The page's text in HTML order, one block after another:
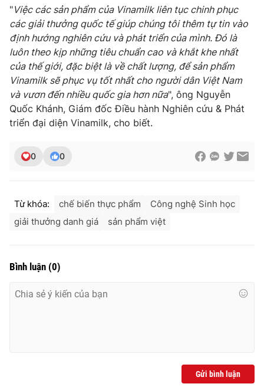
"Việc các sản phẩm của Vinamilk liên tục chinh phục
các giải thưởng quốc tế giúp chúng tôi thêm tự tin vào
định hướng nghiên cứu và phát triển của mình. Đó là
luôn theo kịp những tiêu chuẩn cao và khắt khe nhất
của thế giới, đặc biệt là về chất lượng, để sản phẩm
Vinamilk sẽ phục vụ tốt nhất cho người dân Việt Nam
và vươn đến nhiều quốc gia hơn nữa", ông Nguyễn
Quốc Khánh, Giám đốc Điều hành Nghiên cứu & Phát
triển đại diện Vinamilk, cho biết.
0 0
Từ khóa: chế biến thực phẩm
Công nghệ Sinh học
giải thưởng danh giá
sản phẩm việt
Bình luận (0)
Gửi bình luận